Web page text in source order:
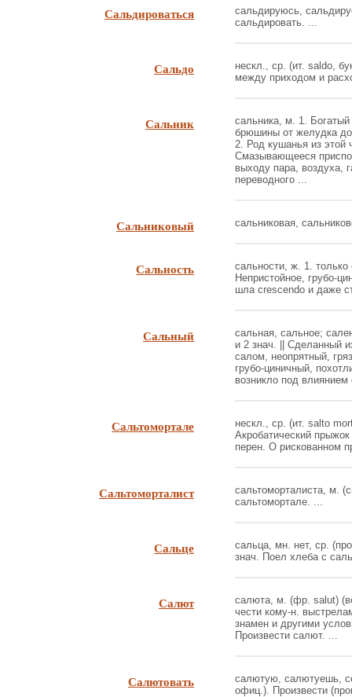
Сальдироваться
сальдируюсь,
сальдировать. ...
Сальдо
нескл., ср. (ит. saldo,
между приходом и
Сальник
сальника, м. 1.
брюшины от желудка
2. Род кушанья из этой
Смазывающееся
выходу пара, воздуха,
переводного ...
Сальниковый сальниковая,
Сальность
сальности, ж. 1.
Непристойное, грубо-
шла crescendo и даже
Сальный
сальная, сальное;
и 2 знач. || Сделанный
салом, неопрятный,
грубо-циничный,
возникло под
Сальтомортале
нескл., ср. (ит. salto
Акробатический
перен. О рискованном
Сальтоморталист
сальтоморталиста, м.
сальтомортале. ...
Сальце
сальца, мн. нет, ср.
знач. Поел хлеба с
Салют
салюта, м. (фр. salut)
чести кому-н.
знамен и другими
Произвести салют. ...
Салютовать
салютую, салютуешь,
офиц.). Произвести